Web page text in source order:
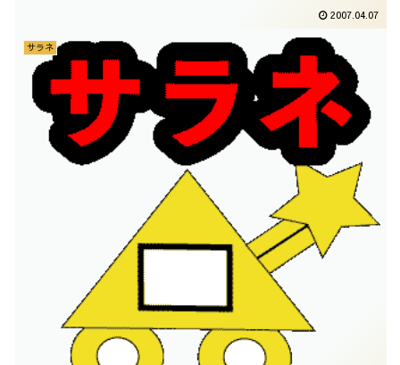
2007.04.07
サラネ